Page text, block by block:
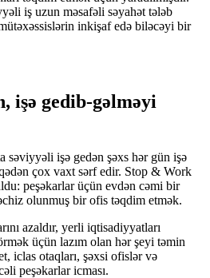
iş uzun məsafəli səyahət tələb
inkişaf edə biləcəyi bir
işə gedib-gəlməyi
səviyyəli işə gedən şəxs hər gün işə
çox vaxt sərf edir. Stop & Work
peşəkarlar üçün evdən cəmi bir
olunmuş bir ofis təqdim etmək.
azaldır, yerli iqtisadiyyatları
üçün lazım olan hər şeyi təmin
iclas otaqları, şəxsi ofislər və
peşəkarlar icması.